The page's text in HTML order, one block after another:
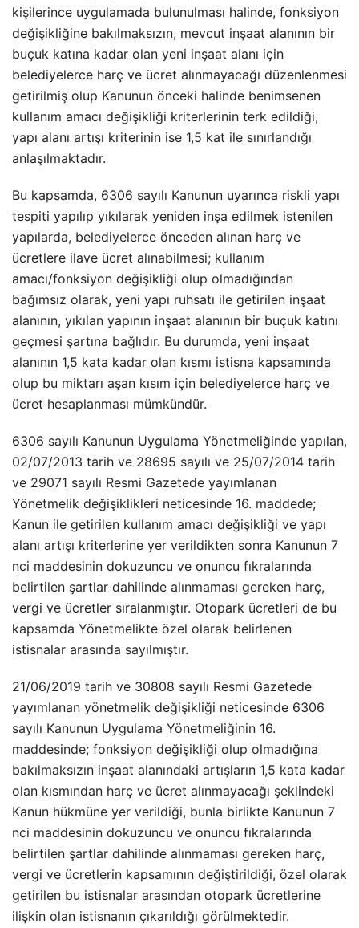
kişilerince uygulamada bulunulması halinde, fonksiyon
değişikliğine bakılmaksızın, mevcut inşaat alanının bir
buçuk katına kadar olan yeni inşaat alanı için
belediyelerce harç ve ücret alınmayacağı düzenlenmesi
getirilmiş olup Kanunun önceki halinde benimsenen
kullanım amacı değişikliği kriterlerinin terk edildiği,
yapı alanı artışı kriterinin ise 1,5 kat ile sınırlandığı
anlaşılmaktadır.
Bu kapsamda, 6306 sayılı Kanunun uyarınca riskli yapı
tespiti yapılıp yıkılarak yeniden inşa edilmek istenilen
yapılarda, belediyelerce önceden alınan harç ve
ücretlere ilave ücret alınabilmesi; kullanım
amacı/fonksiyon değişikliği olup olmadığından
bağımsız olarak, yeni yapı ruhsatı ile getirilen inşaat
alanının, yıkılan yapının inşaat alanının bir buçuk katını
geçmesi şartına bağlıdır. Bu durumda, yeni inşaat
alanının 1,5 kata kadar olan kısmı istisna kapsamında
olup bu miktarı aşan kısım için belediyelerce harç ve
ücret hesaplanması mümkündür.
6306 sayılı Kanunun Uygulama Yönetmeliğinde yapılan,
02/07/2013 tarih ve 28695 sayılı ve 25/07/2014 tarih
ve 29071 sayılı Resmi Gazetede yayımlanan
Yönetmelik değişiklikleri neticesinde 16. maddede;
Kanun ile getirilen kullanım amacı değişikliği ve yapı
alanı artışı kriterlerine yer verildikten sonra Kanunun 7
nci maddesinin dokuzuncu ve onuncu fıkralarında
belirtilen şartlar dahilinde alınmaması gereken harç,
vergi ve ücretler sıralanmıştır. Otopark ücretleri de bu
kapsamda Yönetmelikte özel olarak belirlenen
istisnalar arasında sayılmıştır.
21/06/2019 tarih ve 30808 sayılı Resmi Gazetede
yayımlanan yönetmelik değişikliği neticesinde 6306
sayılı Kanunun Uygulama Yönetmeliğinin 16.
maddesinde; fonksiyon değişikliği olup olmadığına
bakılmaksızın inşaat alanındaki artışların 1,5 kata kadar
olan kısmından harç ve ücret alınmayacağı şeklindeki
Kanun hükmüne yer verildiği, bunla birlikte Kanunun 7
nci maddesinin dokuzuncu ve onuncu fıkralarında
belirtilen şartlar dahilinde alınmaması gereken harç,
vergi ve ücretlerin kapsamının değiştirildiği, özel olarak
getirilen bu istisnalar arasından otopark ücretlerine
ilişkin olan istisnanın çıkarıldığı görülmektedir.